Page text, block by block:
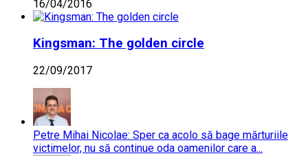
16/04/2016
Kingsman: The golden circle
22/09/2017
Petre Mihai Nicolae: Sper ca acolo să bage mărturiile
victimelor, nu să continue oda oamenilor care a...